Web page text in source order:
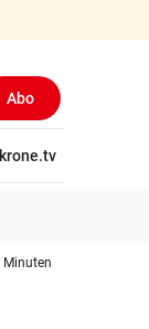
Abo
krone.tv
Minuten